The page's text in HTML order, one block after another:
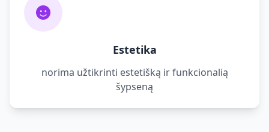
Estetika
norima užtikrinti estetišką ir funkcionalią
šypseną